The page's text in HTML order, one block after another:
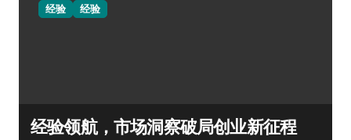
经验 经验
经验领航，市场洞察破局创业新征程